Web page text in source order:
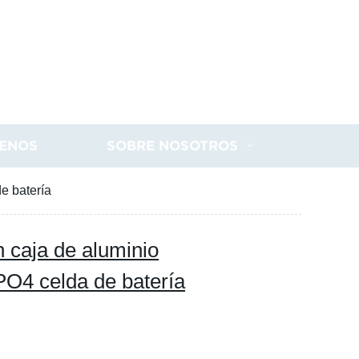
SOBRE NOSOTROS
batería
caja de aluminio
celda de batería